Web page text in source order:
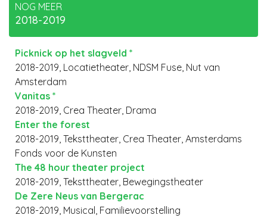
NOG MEER
2018-2019
Picknick op het slagveld *
2018-2019, Locatietheater, NDSM Fuse, Nut van
Amsterdam
Vanitas *
2018-2019, Crea Theater, Drama
Enter the forest
2018-2019, Teksttheater, Crea Theater, Amsterdams
Fonds voor de Kunsten
The 48 hour theater project
2018-2019, Teksttheater, Bewegingstheater
De Zere Neus van Bergerac
2018-2019, Musical, Familievoorstelling